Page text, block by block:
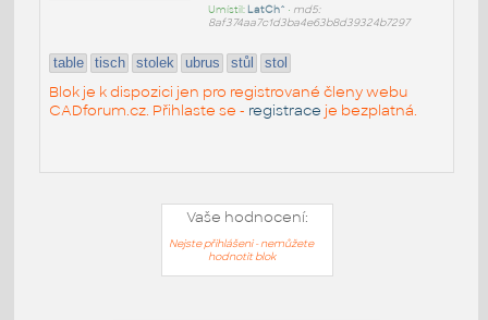
Umístil: LatCh^ • md5:
8af374aa7c1d3ba4e63b8d39324b7297
table tisch stolek ubrus stůl stol
Blok je k dispozici jen pro registrované členy webu
CADforum.cz. Přihlaste se - registrace je bezplatná.
Vaše hodnocení:
Nejste přihlášeni - nemůžete
hodnotit blok